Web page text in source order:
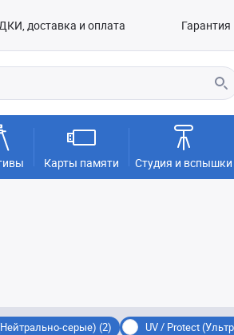
доставка и оплата Гарантия
Карты памяти Студия и вспышки
серые) (2) UV / Protect